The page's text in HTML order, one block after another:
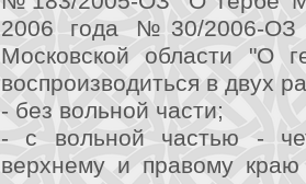
2006 года №30/2006-ОЗ
Московской области "О
воспроизводиться в двух
- без вольной части;
- с вольной частью -
верхнему и правому